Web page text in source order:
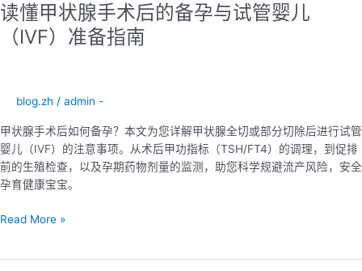
读懂甲状腺手术后的备孕与试管婴儿
（IVF）准备指南
blog.zh / admin -
甲状腺手术后如何备孕？本文为您详解甲状腺全切或部分切除后进行试管
婴儿（IVF）的注意事项。从术后甲功指标（TSH/FT4）的调理，到促排
前的生殖检查，以及孕期药物剂量的监测，助您科学规避流产风险，安全
孕育健康宝宝。
甲
备
孕
与
试
婴
（IVF）
Read More »